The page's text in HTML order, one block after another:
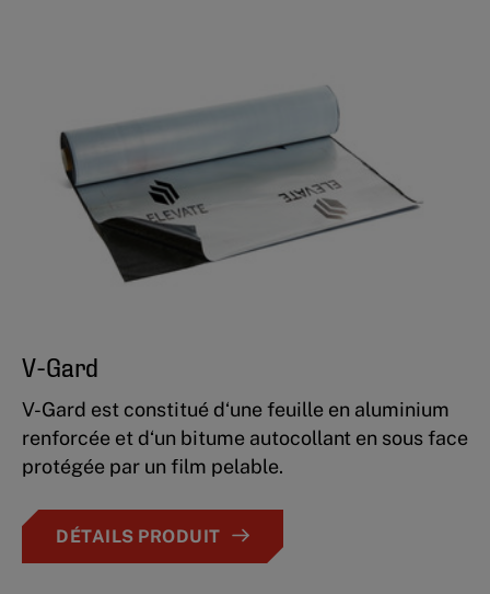
V-Gard
V-Gard est constitué d‘une feuille en aluminium
renforcée et d‘un bitume autocollant en sous face
protégée par un film pelable.
DÉTAILS PRODUIT